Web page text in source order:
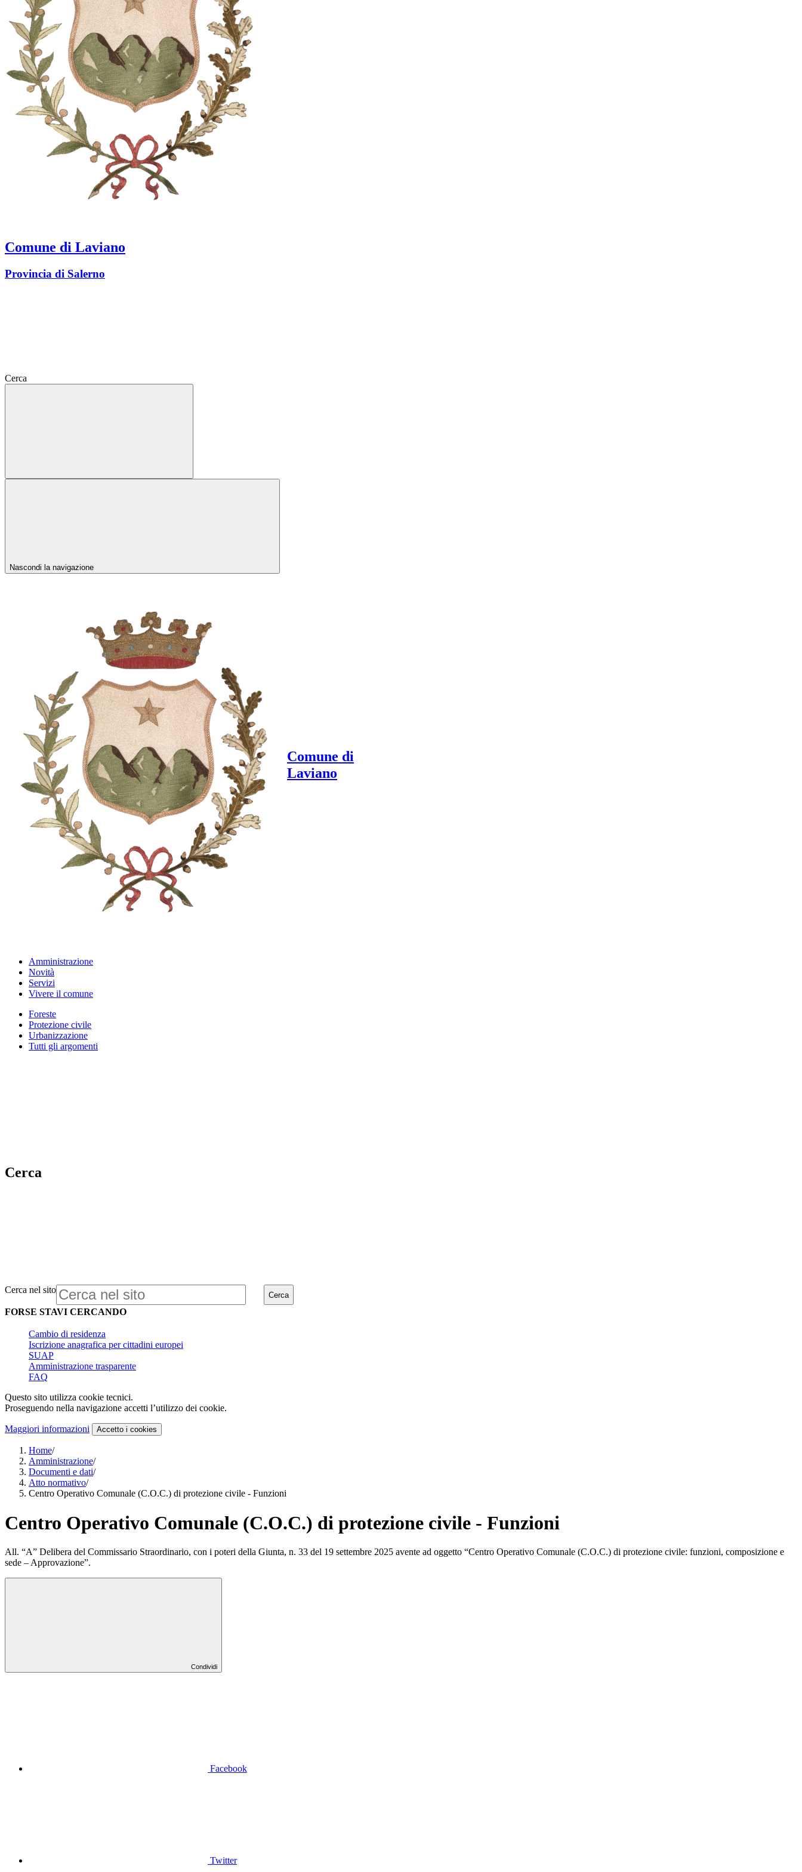
Comune di Laviano
Provincia di Salerno
Cerca
Nascondi la navigazione
Comune di
Laviano
Amministrazione
Novità
Servizi
Vivere il comune
Foreste
Protezione civile
Urbanizzazione
Tutti gli argomenti
Cerca
Cerca nel sito Cerca
FORSE STAVI CERCANDO
Cambio di residenza
Iscrizione anagrafica per cittadini europei
SUAP
Amministrazione trasparente
FAQ
Questo sito utilizza cookie tecnici.
Proseguendo nella navigazione accetti l’utilizzo dei cookie.
Maggiori informazioni Accetto i cookies
Home/
Amministrazione/
Documenti e dati/
Atto normativo/
Centro Operativo Comunale (C.O.C.) di protezione civile - Funzioni
Centro Operativo Comunale (C.O.C.) di protezione civile - Funzioni
All. “A” Delibera del Commissario Straordinario, con i poteri della Giunta, n. 33 del 19 settembre 2025 avente ad oggetto “Centro Operativo Comunale (C.O.C.) di protezione civile: funzioni, composizione e
sede – Approvazione”.
Condividi
Facebook
Twitter